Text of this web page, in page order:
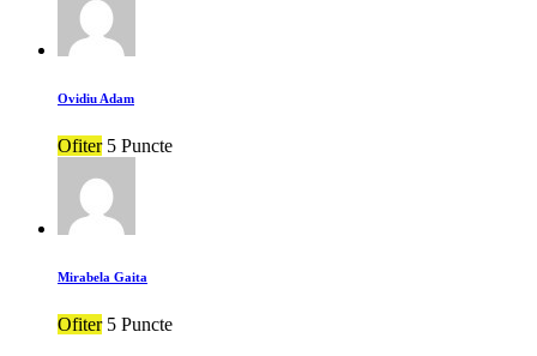
Ovidiu Adam
Ofiter 5 Puncte
Mirabela Gaita
Ofiter 5 Puncte